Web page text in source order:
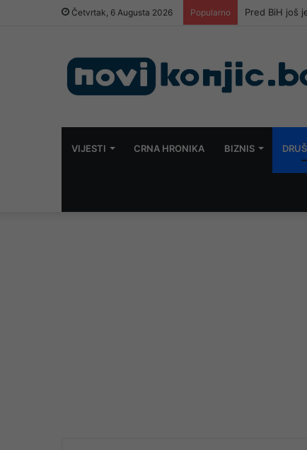
Četvrtak, 6 Augusta 2026 Popularno Pred BiH još
VIJESTI CRNA HRONIKA BIZNIS